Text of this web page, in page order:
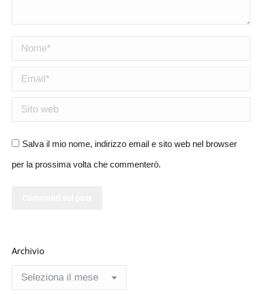
Nome *
Email *
Sito web
Salva il mio nome, indirizzo email e sito web nel browser
per la prossima volta che commenterò.
Archivio